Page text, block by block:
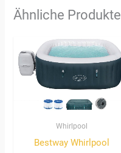
Ähnliche Produkte
Whirlpool
Bestway Whirlpool